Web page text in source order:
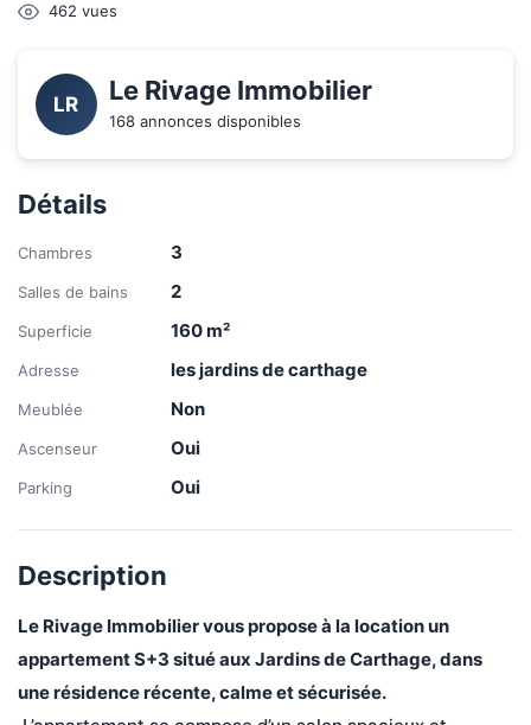
462 vues
LR Le Rivage Immobilier
168 annonces disponibles
Détails
Chambres 3
Salles de bains 2
Superficie 160m²
Adresse les jardins de carthage
Meublée Non
Ascenseur Oui
Parking Oui
Description
Le Rivage Immobilier vous propose à la location un
appartement S+3 situé aux Jardins de Carthage, dans
une résidence récente, calme et sécurisée.